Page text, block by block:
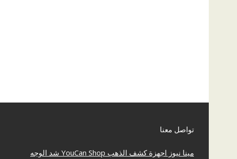
تواصل معنا
مينا نيوز اجهزة كشف الذهب YouCan Shop شد الوجه